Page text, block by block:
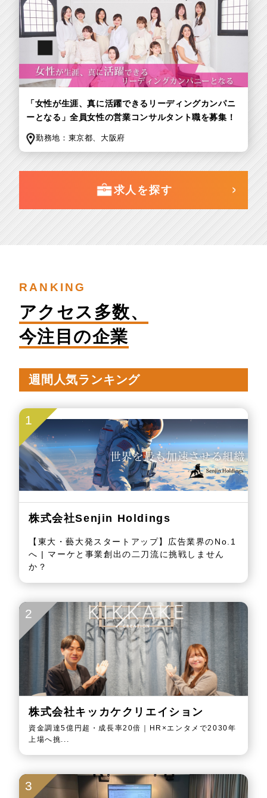
「女性が生涯、真に活躍できるリーディングカンパニ
ーとなる」全員女性の営業コンサルタント職を募集！
勤務地： 東京都、 大阪府
求人を探す
RANKING
アクセス多数、
今注目の企業
週間人気ランキング
1
株式会社Senjin Holdings
【東大・藝大発スタートアップ】広告業界のNo.1
へ | マーケと事業創出の二刀流に挑戦しません
か？
2
株式会社キッカケクリエイション
資金調達5億円超・成長率20倍｜HR×エンタメで2030年
上場へ挑...
3